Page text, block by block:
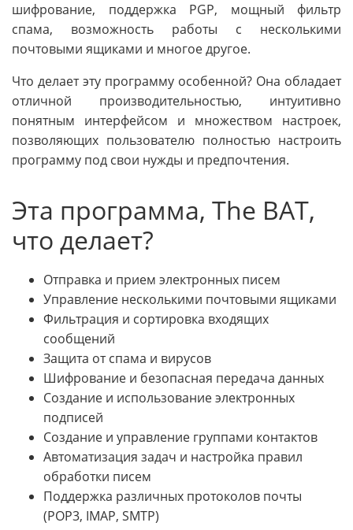
шифрование, поддержка PGP, мощный фильтр
спама, возможность работы с несколькими
почтовыми ящиками и многое другое.
Что делает эту программу особенной? Она обладает
отличной производительностью, интуитивно
понятным интерфейсом и множеством настроек,
позволяющих пользователю полностью настроить
программу под свои нужды и предпочтения.
Эта программа, The BAT,
что делает?
Отправка и прием электронных писем
Управление несколькими почтовыми ящиками
Фильтрация и сортировка входящих
сообщений
Защита от спама и вирусов
Шифрование и безопасная передача данных
Создание и использование электронных
подписей
Создание и управление группами контактов
Автоматизация задач и настройка правил
обработки писем
Поддержка различных протоколов почты
(POP3, IMAP, SMTP)